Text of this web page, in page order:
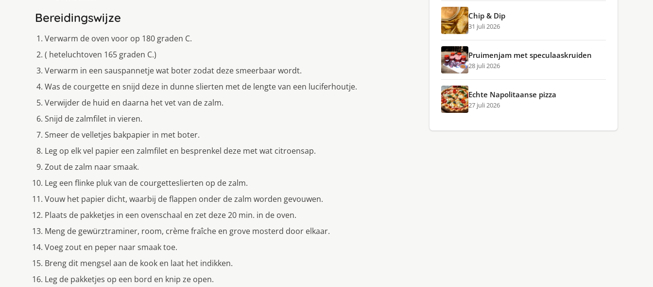
Bereidingswijze
Verwarm de oven voor op 180 graden C.
( heteluchtoven 165 graden C.)
Verwarm in een sauspannetje wat boter zodat deze smeerbaar wordt.
Was de courgette en snijd deze in dunne slierten met de lengte van een luciferhoutje.
Verwijder de huid en daarna het vet van de zalm.
Snijd de zalmfilet in vieren.
Smeer de velletjes bakpapier in met boter.
Leg op elk vel papier een zalmfilet en besprenkel deze met wat citroensap.
Zout de zalm naar smaak.
Leg een flinke pluk van de courgetteslierten op de zalm.
Vouw het papier dicht, waarbij de flappen onder de zalm worden gevouwen.
Plaats de pakketjes in een ovenschaal en zet deze 20 min. in de oven.
Meng de gewürztraminer, room, crème fraîche en grove mosterd door elkaar.
Voeg zout en peper naar smaak toe.
Breng dit mengsel aan de kook en laat het indikken.
Leg de pakketjes op een bord en knip ze open.
Chip & Dip
31 juli 2026
Pruimenjam met speculaaskruiden
28 juli 2026
Echte Napolitaanse pizza
27 juli 2026